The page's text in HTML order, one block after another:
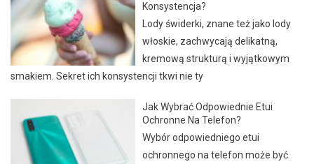
Konsystencja?
Lody świderki, znane też jako lody
włoskie, zachwycają delikatną,
kremową strukturą i wyjątkowym
smakiem. Sekret ich konsystencji tkwi nie ty
Jak Wybrać Odpowiednie Etui
Ochronne Na Telefon?
Wybór odpowiedniego etui
ochronnego na telefon może być